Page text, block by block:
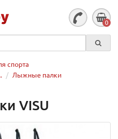
0
спорта
Лыжные палки
VISU